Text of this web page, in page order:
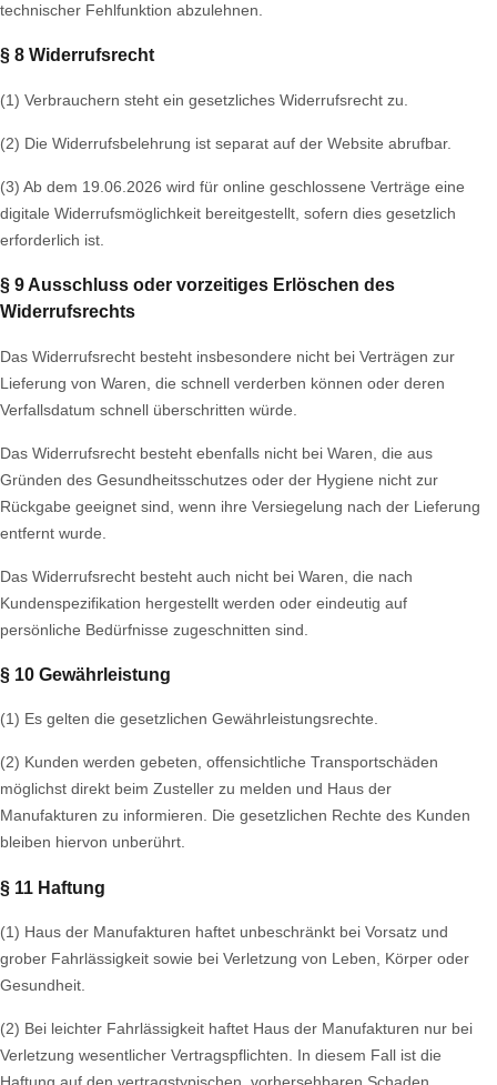
technischer Fehlfunktion abzulehnen.
§ 8 Widerrufsrecht
(1) Verbrauchern steht ein gesetzliches Widerrufsrecht zu.
(2) Die Widerrufsbelehrung ist separat auf der Website abrufbar.
(3) Ab dem 19.06.2026 wird für online geschlossene Verträge eine
digitale Widerrufsmöglichkeit bereitgestellt, sofern dies gesetzlich
erforderlich ist.
§ 9 Ausschluss oder vorzeitiges Erlöschen des
Widerrufsrechts
Das Widerrufsrecht besteht insbesondere nicht bei Verträgen zur
Lieferung von Waren, die schnell verderben können oder deren
Verfallsdatum schnell überschritten würde.
Das Widerrufsrecht besteht ebenfalls nicht bei Waren, die aus
Gründen des Gesundheitsschutzes oder der Hygiene nicht zur
Rückgabe geeignet sind, wenn ihre Versiegelung nach der Lieferung
entfernt wurde.
Das Widerrufsrecht besteht auch nicht bei Waren, die nach
Kundenspezifikation hergestellt werden oder eindeutig auf
persönliche Bedürfnisse zugeschnitten sind.
§ 10 Gewährleistung
(1) Es gelten die gesetzlichen Gewährleistungsrechte.
(2) Kunden werden gebeten, offensichtliche Transportschäden
möglichst direkt beim Zusteller zu melden und Haus der
Manufakturen zu informieren. Die gesetzlichen Rechte des Kunden
bleiben hiervon unberührt.
§ 11 Haftung
(1) Haus der Manufakturen haftet unbeschränkt bei Vorsatz und
grober Fahrlässigkeit sowie bei Verletzung von Leben, Körper oder
Gesundheit.
(2) Bei leichter Fahrlässigkeit haftet Haus der Manufakturen nur bei
Verletzung wesentlicher Vertragspflichten. In diesem Fall ist die